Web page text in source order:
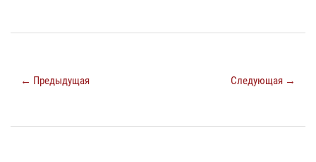
← Предыдущая Следующая →